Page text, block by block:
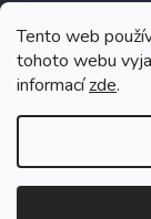
Tento web
tohoto webu
informacízde.